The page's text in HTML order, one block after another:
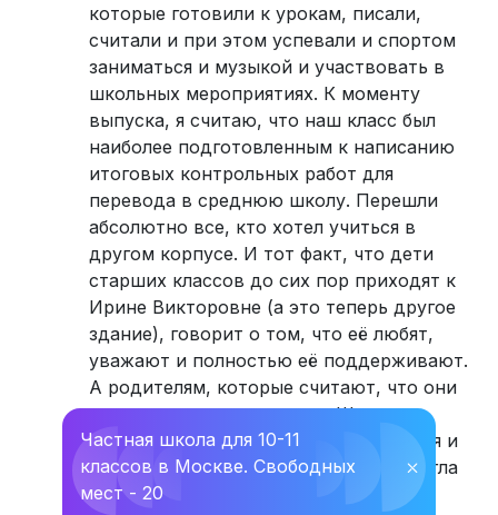
которые готовили к урокам, писали,
считали и при этом успевали и спортом
заниматься и музыкой и участвовать в
школьных мероприятиях. К моменту
выпуска, я считаю, что наш класс был
наиболее подготовленным к написанию
итоговых контрольных работ для
перевода в среднюю школу. Перешли
абсолютно все, кто хотел учиться в
другом корпусе. И тот факт, что дети
старших классов до сих пор приходят к
Ирине Викторовне (а это теперь другое
здание), говорит о том, что её любят,
уважают и полностью её поддерживают.
А родителям, которые считают, что они
что-то «недополучили» от Школы,
предлагаю обратить внимание на себя и
подумать, а что такого я сама не смогла
объяснить ребёнку, чтобы он более
Частная школа для 10-11
классов в Москве. Свободных
мест - 20
⛌